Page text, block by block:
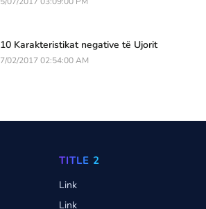
10 Karakteristikat negative të Ujorit
7/02/2017 02:54:00 AM
TITLE 2
Link
Link